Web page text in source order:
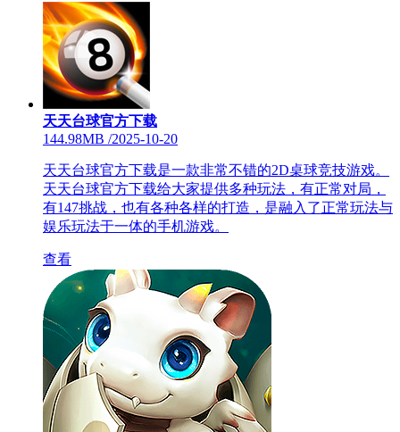
天天台球官方下载
144.98MB /2025-10-20
天天台球官方下载是一款非常不错的2D桌球竞技游戏。
天天台球官方下载给大家提供多种玩法，有正常对局，
有147挑战，也有各种各样的打造，是融入了正常玩法与
娱乐玩法于一体的手机游戏。
查看